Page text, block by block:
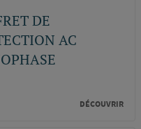
DE
AC
DÉCOUVRIR